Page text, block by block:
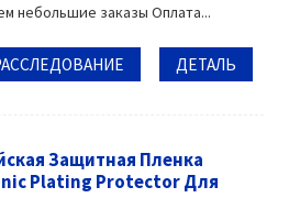
небольшие заказы Оплата...
ДЕТАЛЬ
Защитная Пленка
Plating Protector Для